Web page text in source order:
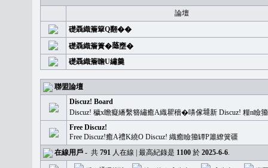
論壇
礎聶織簷簞Q翻��
礎聶織簷簣�𦻕壅�
礎聶織簷瞻U繡羹
聯盟論壇
Discuz! Board
Discuz! 穢x瞻癡繙繫簪繡癒A織瞿穡�嚊傢𡐿新 Discuz! 糧n
Free Discuz!
Free Discuz!癒A禮K繞O Discuz! 織癒瞼籀罈P簫繚簧疆
在線用戶 - 共 791 人在線 | 最高紀錄是 1100 於 2025-6-6.